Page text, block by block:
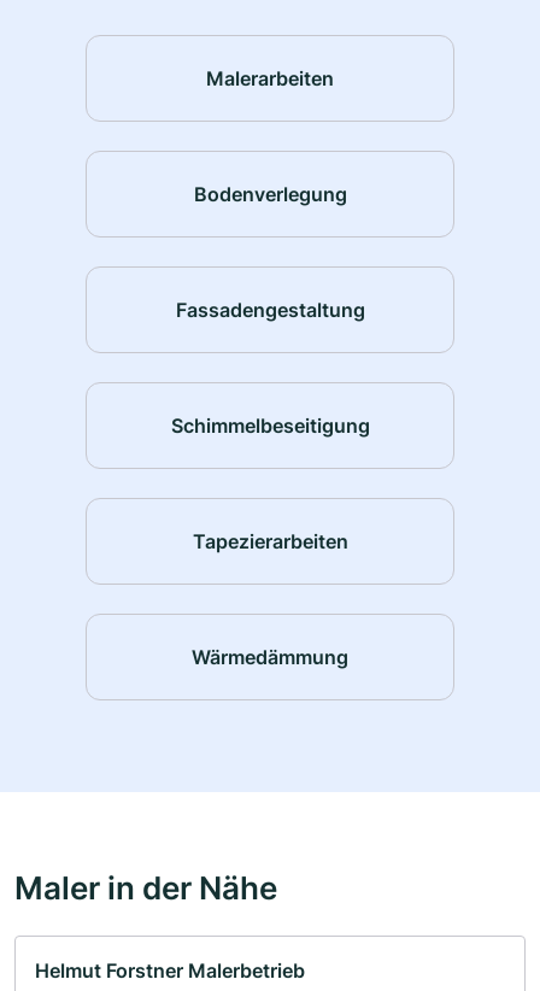
Malerarbeiten
Bodenverlegung
Fassadengestaltung
Schimmelbeseitigung
Tapezierarbeiten
Wärmedämmung
Maler in der Nähe
Helmut Forstner Malerbetrieb